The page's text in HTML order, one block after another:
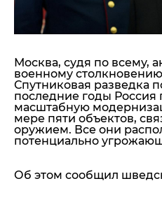
Москва, судя по всему,
военному
Спутниковая разведка
последние годы Россия
масштабную
мере пяти объектов,
оружием. Все они
потенциально
Об этом сообщил